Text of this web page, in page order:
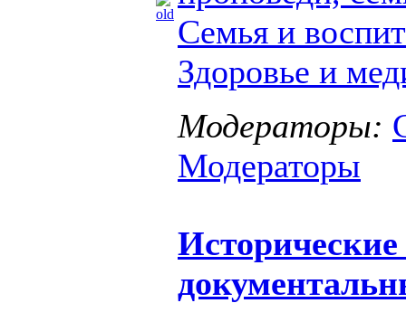
Семья и
Здоровье и
Модераторы:
Модераторы